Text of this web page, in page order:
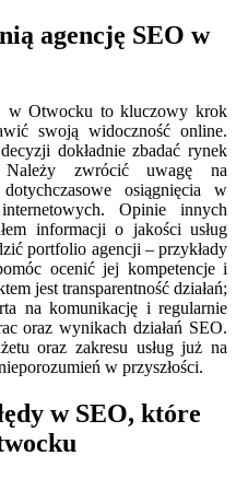
agencję SEO w
w Otwocku to kluczowy krok
swoją widoczność online.
dokładnie zbadać rynek
zwrócić uwagę na
osiągnięcia w
Opinie innych
informacji o jakości usług
portfolio agencji – przykłady
ocenić jej kompetencje i
jest transparentność działań;
na komunikację i regularnie
oraz wynikach działań SEO.
oraz zakresu usług już na
w przyszłości.
w SEO, które